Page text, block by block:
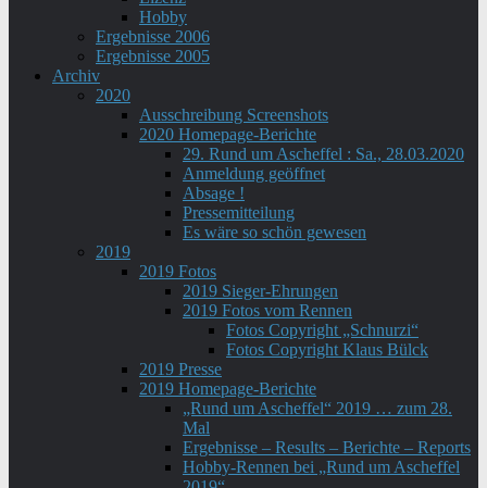
Hobby
Ergebnisse 2006
Ergebnisse 2005
Archiv
2020
Ausschreibung Screenshots
2020 Homepage-Berichte
29. Rund um Ascheffel : Sa., 28.03.2020
Anmeldung geöffnet
Absage !
Pressemitteilung
Es wäre so schön gewesen
2019
2019 Fotos
2019 Sieger-Ehrungen
2019 Fotos vom Rennen
Fotos Copyright „Schnurzi“
Fotos Copyright Klaus Bülck
2019 Presse
2019 Homepage-Berichte
„Rund um Ascheffel“ 2019 … zum 28.
Mal
Ergebnisse – Results – Berichte – Reports
Hobby-Rennen bei „Rund um Ascheffel